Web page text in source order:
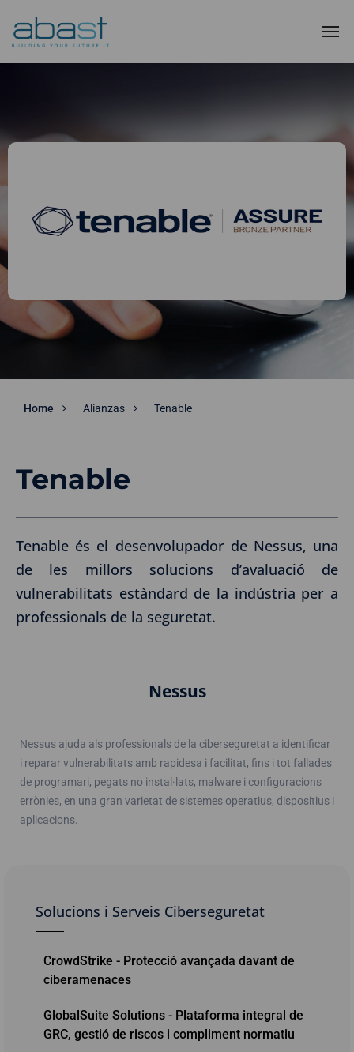
Home Alianzas Tenable
Tenable
Tenable és el desenvolupador de Nessus, una
de les millors solucions d’avaluació de
vulnerabilitats estàndard de la indústria per a
professionals de la seguretat.
Nessus
Nessus ajuda als professionals de la ciberseguretat a identificar
i reparar vulnerabilitats amb rapidesa i facilitat, fins i tot fallades
de programari, pegats no instal·lats, malware i configuracions
errònies, en una gran varietat de sistemes operatius, dispositius i
aplicacions.
Solucions i Serveis Ciberseguretat
CrowdStrike - Protecció avançada davant de
ciberamenaces
GlobalSuite Solutions - Plataforma integral de
GRC, gestió de riscos i compliment normatiu